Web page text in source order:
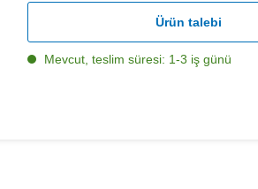
Ürün talebi
Mevcut, teslim süresi: 1-3 iş günü